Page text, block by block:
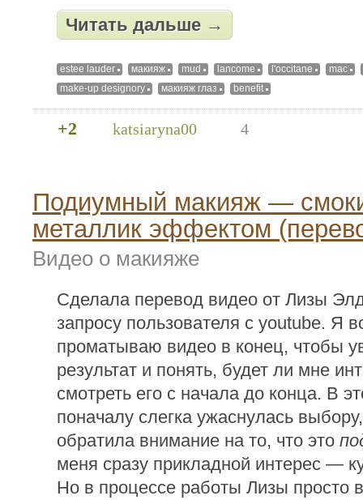
Читать дальше →
estee lauder макияж mud lancome l'occitane
mac
make-up designory
макияж глаз benefit
+2 katsiaryna00 4
Подиумный макияж —
металлик эффектом
Видео о макияже
Сделала перевод видео от Лизы
запросу пользователя с youtube. Я
проматываю видео в конец, чтобы
результат и понять, будет ли мне
смотреть его с начала до конца. В
поначалу слегка ужаснулась
обратила внимание на то, что это
меня сразу прикладной интерес —
Но в процессе работы Лизы просто